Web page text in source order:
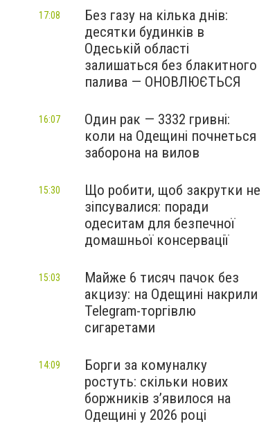
Без газу на кілька днів:
десятки будинків в
Одеській області
залишаться без блакитного
палива — ОНОВЛЮЄТЬСЯ
17:08
Один рак — 3332 гривні:
коли на Одещині почнеться
заборона на вилов
16:07
Що робити, щоб закрутки не
зіпсувалися: поради
одеситам для безпечної
домашньої консервації
15:30
Майже 6 тисяч пачок без
акцизу: на Одещині накрили
Telegram-торгівлю
сигаретами
15:03
Борги за комуналку
ростуть: скільки нових
боржників з’явилося на
Одещині у 2026 році
14:09